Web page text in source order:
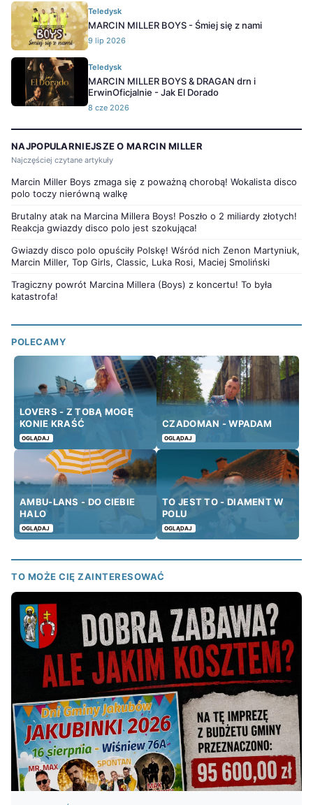
Teledysk
MARCIN MILLER BOYS - Śmiej się z nami
9 lip 2026
Teledysk
MARCIN MILLER BOYS & DRAGAN drn i
ErwinOficjalnie - Jak El Dorado
8 cze 2026
NAJPOPULARNIEJSZE O MARCIN MILLER
Najczęściej czytane artykuły
Marcin Miller Boys zmaga się z poważną chorobą! Wokalista disco
polo toczy nierówną walkę
Brutalny atak na Marcina Millera Boys! Poszło o 2 miliardy złotych!
Reakcja gwiazdy disco polo jest szokująca!
Gwiazdy disco polo opuściły Polskę! Wśród nich Zenon Martyniuk,
Marcin Miller, Top Girls, Classic, Luka Rosi, Maciej Smoliński
Tragiczny powrót Marcina Millera (Boys) z koncertu! To była
katastrofa!
POLECAMY
LOVERS - Z TOBĄ MOGĘ
KONIE KRAŚĆ
OGLĄDAJ
CZADOMAN - WPADAM
OGLĄDAJ
AMBU-LANS - DO CIEBIE
HALO
OGLĄDAJ
TO JEST TO - DIAMENT W
POLU
OGLĄDAJ
TO MOŻE CIĘ ZAINTERESOWAĆ